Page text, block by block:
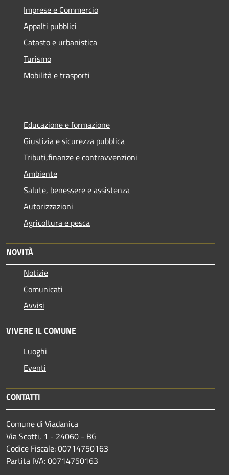
Imprese e Commercio
Appalti pubblici
Catasto e urbanistica
Turismo
Mobilità e trasporti
Educazione e formazione
Giustizia e sicurezza pubblica
Tributi,finanze e contravvenzioni
Ambiente
Salute, benessere e assistenza
Autorizzazioni
Agricoltura e pesca
NOVITÀ
Notizie
Comunicati
Avvisi
VIVERE IL COMUNE
Luoghi
Eventi
CONTATTI
Comune di Viadanica
Via Scotti, 1 - 24060 - BG
Codice Fiscale: 00714750163
Partita IVA: 00714750163